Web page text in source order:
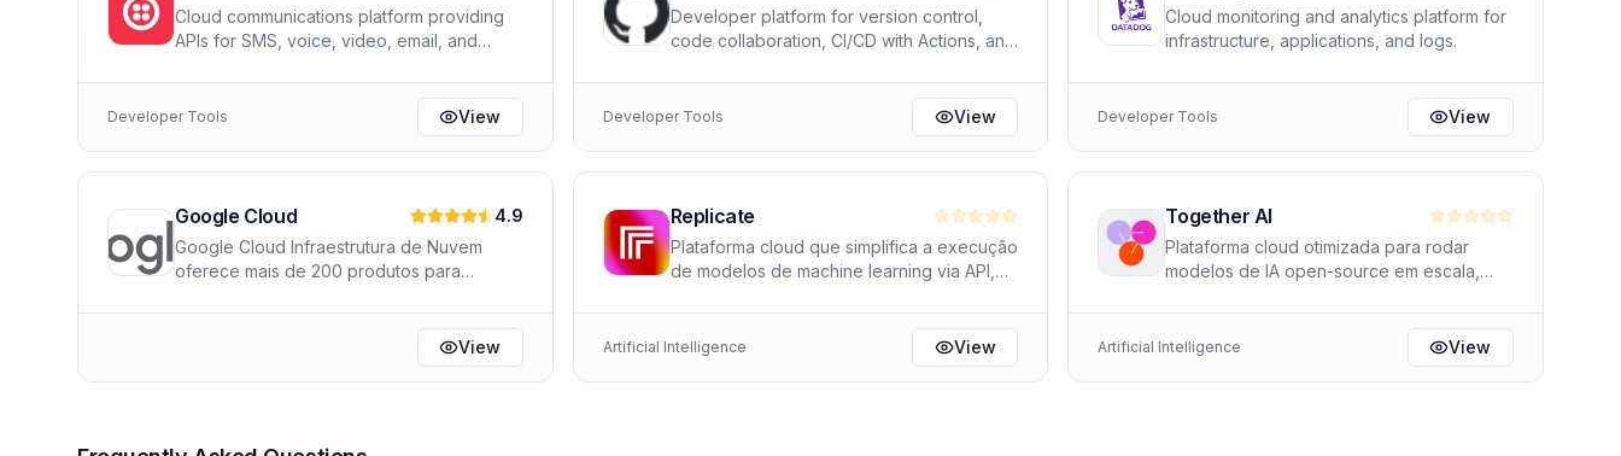
Cloud communications platform providing
APIs for SMS, voice, video, email, and
Developer Tools View
Developer platform for version control,
code collaboration, CI/CD with Actions, and
Developer Tools View
Cloud monitoring and analytics platform for
infrastructure, applications, and logs.
Developer Tools View
Google Cloud
4.9
Google Cloud Infraestrutura de Nuvem
oferece mais de 200 produtos para
inteligência artificial. Desenvolvido para
empresas e equipes de dados que
buscam inovação em escala, a plataforma
View
Replicate
Plataforma cloud que simplifica a execução
de modelos de machine learning via API,
infraestrutura. Hospeda milhares de
modelos da comunidade e oficiais para
texto, imagem, áudio e vídeo. Ideal para
Artificial Intelligence View
Together AI
Plataforma cloud otimizada para rodar
modelos de IA open-source em escala,
Hospeda mais de 100 modelos incluindo
Llama 3, Mixtral e DBRX. Oferece
inference, fine-tuning e treinamento
Artificial Intelligence View